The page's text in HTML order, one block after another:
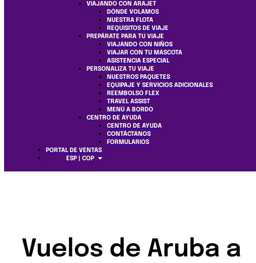
VIAJANDO CON ARAJET
DÓNDE VOLAMOS
NUESTRA FLOTA
REQUISITOS DE VIAJE
PREPÁRATE PARA TU VIAJE
VIAJANDO CON NIÑOS
VIAJAR CON TU MASCOTA
ASISTENCIA ESPECIAL
PERSONALIZA TU VIAJE
NUESTROS PAQUETES
EQUIPAJE Y SERVICIOS ADICIONALES
REEMBOLSO FLEX
TRAVEL ASSIST
MENÚ A BORDO
CENTRO DE AYUDA
CENTRO DE AYUDA
CONTÁCTANOS
FORMULARIOS
PORTAL DE VENTAS
ESP | COP
Vuelos de Aruba a